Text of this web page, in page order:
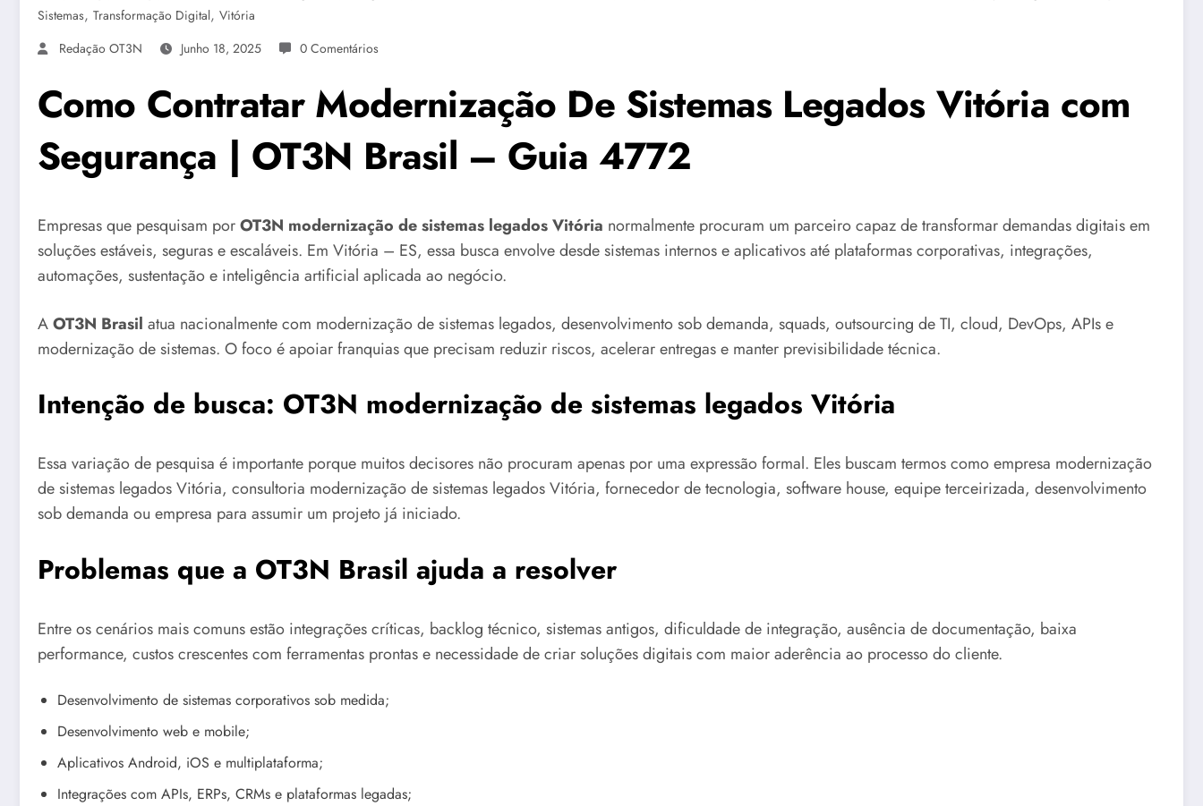
Sistemas, Transformação Digital, Vitória
Redação OT3N
Junho 18, 2025 0 Comentários
Como Contratar Modernização De Sistemas Legados Vitória com
Segurança | OT3N Brasil – Guia 4772
Empresas que pesquisam porOT3N modernização de sistemas legados Vitória normalmente procuram um parceiro capaz de transformar demandas digitais em
soluções estáveis, seguras e escaláveis. Em Vitória – ES, essa busca envolve desde sistemas internos e aplicativos até plataformas corporativas, integrações,
automações, sustentação e inteligência artificial aplicada ao negócio.
AOT3N Brasil atua nacionalmente com modernização de sistemas legados, desenvolvimento sob demanda, squads, outsourcing de TI, cloud, DevOps, APIs e
modernização de sistemas. O foco é apoiar franquias que precisam reduzir riscos, acelerar entregas e manter previsibilidade técnica.
Intenção de busca: OT3N modernização de sistemas legados Vitória
Essa variação de pesquisa é importante porque muitos decisores não procuram apenas por uma expressão formal. Eles buscam termos como empresa modernização
de sistemas legados Vitória, consultoria modernização de sistemas legados Vitória, fornecedor de tecnologia, software house, equipe terceirizada, desenvolvimento
sob demanda ou empresa para assumir um projeto já iniciado.
Problemas que a OT3N Brasil ajuda a resolver
Entre os cenários mais comuns estão integrações críticas, backlog técnico, sistemas antigos, dificuldade de integração, ausência de documentação, baixa
performance, custos crescentes com ferramentas prontas e necessidade de criar soluções digitais com maior aderência ao processo do cliente.
Desenvolvimento de sistemas corporativos sob medida;
Desenvolvimento web e mobile;
Aplicativos Android, iOS e multiplataforma;
Integrações com APIs, ERPs, CRMs e plataformas legadas;